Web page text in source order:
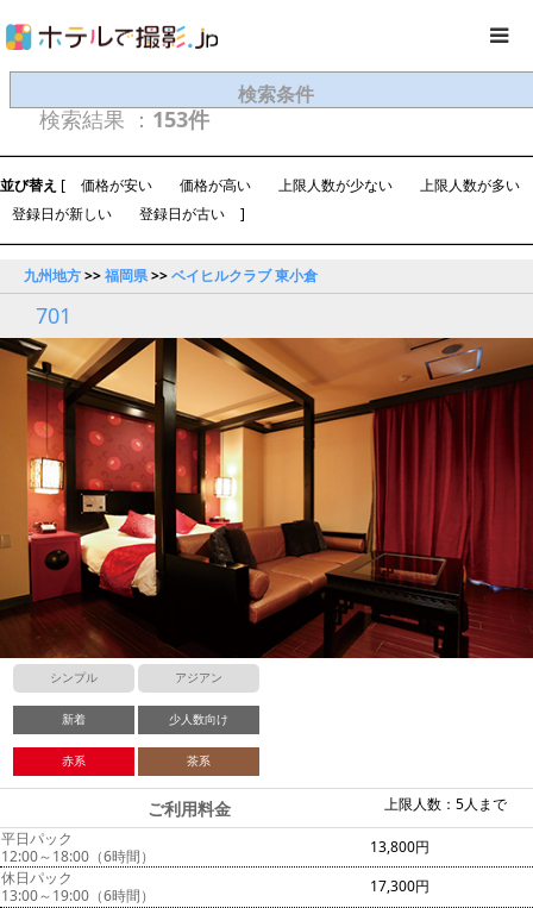
検索条件
検索結果 ： 153件
並び替え [ 価格が安い 価格が高い 上限人数が少ない
上限人数が多い
登録日が新しい
登録日が古い ]
九州地方>>福岡県>>ベイヒルクラブ 東小倉
701
シンプル アジアン
新着 少人数向け
赤系 茶系
上限人数：5人まで
ご利用料金
平日パック
12:00～18:00（6時間）
13,800円
休日パック
13:00～19:00（6時間）
17,300円